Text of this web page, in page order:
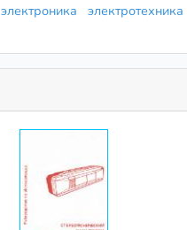
электроника электротехника